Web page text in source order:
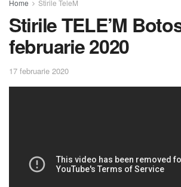
Home Stirile TeleM
Stirile TELE’M
februarie 2020
17 februarie 2020